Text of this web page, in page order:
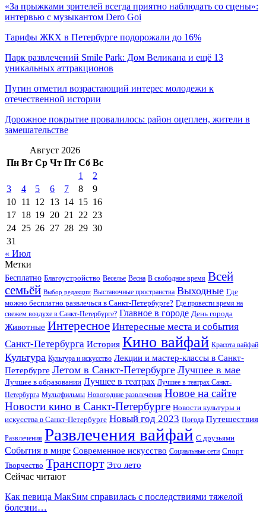
«За прыжками зрителей всегда приятно наблюдать со сцены»:
интервью с музыкантом Dero Goi
Тарифы ЖКХ в Петербурге подорожали до 16%
Парк развлечений Smile Park: Дом Великана и ещё 13
уникальных аттракционов
Путин отметил возрастающий интерес молодежи к
отечественной истории
Дорожное покрытие провалилось: район оцеплен, жители в
замешательстве
Август 2026
Пн Вт Ср Чт Пт Сб Вс
1
2
3
4 5 6 7 8
9
10 11 12 13 14 15 16
17 18 19 20 21 22 23
24 25 26 27 28 29 30
31
« Июл
Метки
Бесплатно Благоустройство Веселье Весна В свободное время Всей
семьёй Выбор редакции Выставочные пространства Выходные Где
можно бесплатно развлечься в Санкт-Петербурге? Где провести время на
свежем воздухе в Санкт-Петербурге? Главное в городе День города
Животные Интересное Интересные места и события
Санкт-Петербурга История Кино вайфай Красота вайфай
Культура Культура и искусство Лекции и мастер-классы в Санкт-
Петербурге Летом в Санкт-Петербурге Лучшее в мае
Лучшее в образовании Лучшее в театрах Лучшее в театрах Санкт-
Петербурга Мультфильмы Новогодние развлечения Новое на сайте
Новости кино в Санкт-Петербурге Новости культуры и
искусства в Санкт-Петербурге Новый год 2023 Погода Путешествия
Развлечения Развлечения вайфай С друзьями
События в мире Современное искусство Социальные сети Спорт
Творчество Транспорт Это лето
Сейчас читают
Как певица МакSим справилась с последствиями тяжелой
болезни…